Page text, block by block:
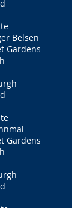
Belsen
Gardens
Gardens